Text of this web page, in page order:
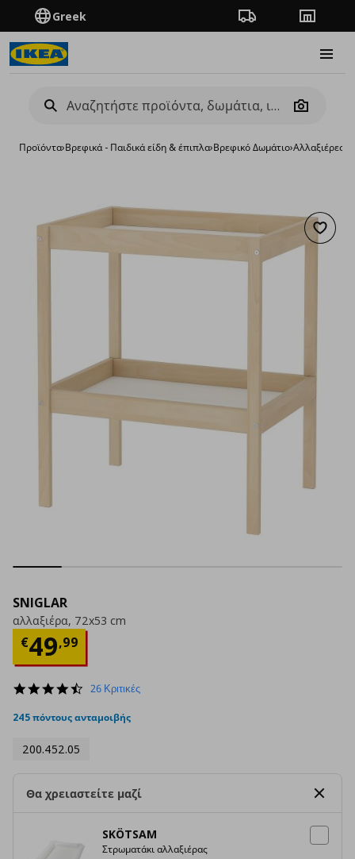
Greek Πορεία παραγγελίας
Camera
Προϊόντα›Βρεφικά - Παιδικά είδη & έπιπλα›Βρεφικό Δωμάτιο›Αλλαξιέρες
SNIGLAR
αλλαξιέρα, 72x53 cm
€49,99
Τρέχουσα τιμή
4.6
rating
26 Κριτικές
245 πόντους ανταμοιβής
200.452.05
Θα χρειαστείτε μαζί
SKÖTSAM
Στρωματάκι αλλαξιέρας